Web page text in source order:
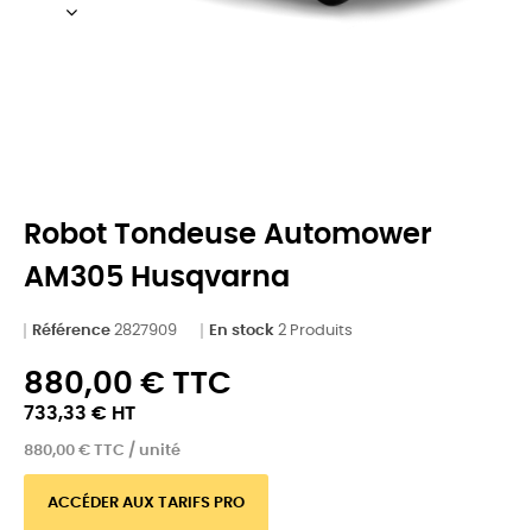
Robot Tondeuse Automower
AM305 Husqvarna
Référence 2827909 En stock 2 Produits
880,00 € TTC
733,33 € HT
880,00 € TTC / unité
ACCÉDER AUX TARIFS PRO